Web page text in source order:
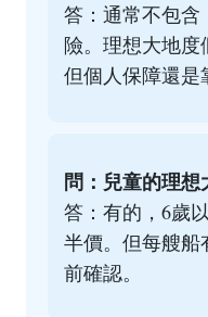
答：通常不包含
險。理想大地度
但個人保障還是
問：兒童的理想
答：有的，6歲
半價。但每艘船
前確認。